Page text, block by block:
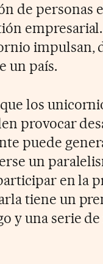
de personas
impulsan,
un país.
los
provocar
puede
un
en la
tiene un
y una serie de